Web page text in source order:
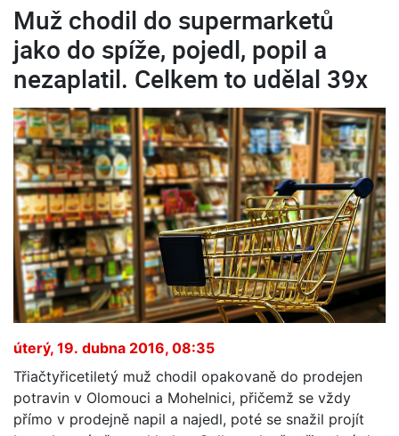
Muž chodil do supermarketů
jako do spíže, pojedl, popil a
nezaplatil. Celkem to udělal 39x
úterý, 19. dubna 2016, 08:35
Třiačtyřicetiletý muž chodil opakovaně do prodejen
potravin v Olomouci a Mohelnici, přičemž se vždy
přímo v prodejně napil a najedl, poté se snažil projít